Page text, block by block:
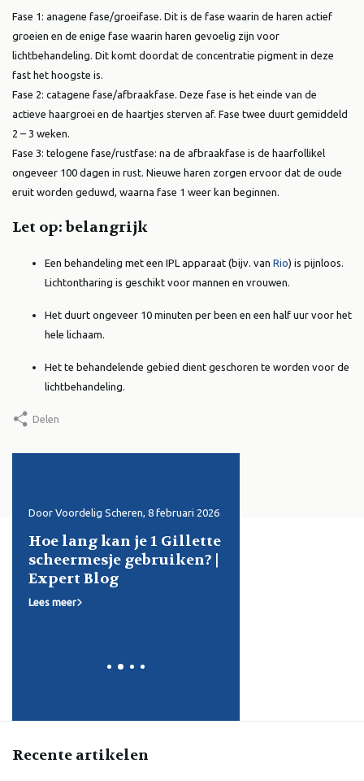
Fase 1: anagene fase/groeifase. Dit is de fase waarin de haren actief
groeien en de enige fase waarin haren gevoelig zijn voor
lichtbehandeling. Dit komt doordat de concentratie pigment in deze
fast het hoogste is.
Fase 2: catagene fase/afbraakfase. Deze fase is het einde van de
actieve haargroei en de haartjes sterven af. Fase twee duurt gemiddeld
2 – 3 weken.
Fase 3: telogene fase/rustfase: na de afbraakfase is de haarfollikel
ongeveer 100 dagen in rust. Nieuwe haren zorgen ervoor dat de oude
eruit worden geduwd, waarna fase 1 weer kan beginnen.
Let op: belangrijk
Een behandeling met een IPL apparaat (bijv. van Rio) is pijnloos.
Lichtontharing is geschikt voor mannen en vrouwen.
Het duurt ongeveer 10 minuten per been en een half uur voor het
hele lichaam.
Het te behandelende gebied dient geschoren te worden voor de
lichtbehandeling.
Delen
Door Voordelig Scheren, 8 februari 2026
Hoe lang kan je 1 Gillette
scheermesje gebruiken? |
Expert Blog
Lees meer
Recente artikelen